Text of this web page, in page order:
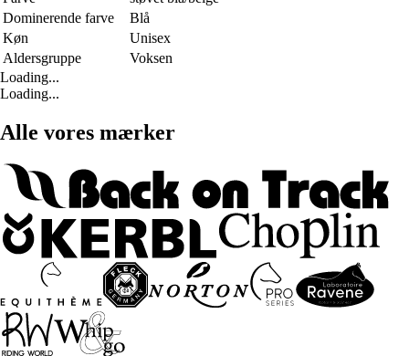
Dominerende farve
Blå
Køn
Unisex
Aldersgruppe
Voksen
Loading...
Loading...
Alle vores mærker